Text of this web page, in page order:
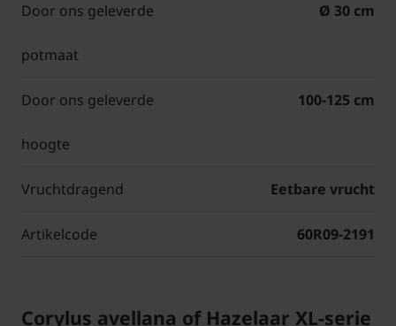
Door ons geleverde
potmaat
Ø 30 cm
Door ons geleverde
hoogte
100-125 cm
Vruchtdragend Eetbare vrucht
Artikelcode 60R09-2191
Corylus avellana of Hazelaar XL-serie